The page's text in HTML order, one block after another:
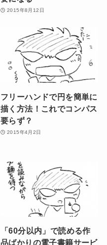
2015年8月12日
フリーハンドで円を簡単に
描く方法！これでコンパス
要らず？
2015年4月2日
「60分以内」で読める作
品ばかりの電子書籍サービ